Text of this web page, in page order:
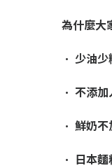
為什麼大
• 少油少
• 不添加
• 鮮奶不
• 日本麵